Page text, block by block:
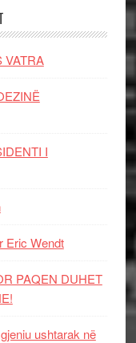
VATRA
I
Eric Wendt
PAQEN DUHET
ushtarak në